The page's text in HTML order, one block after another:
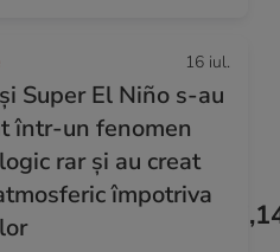
16 iul.
Super El Niño s-au
într-un fenomen
rar și au creat
împotriva